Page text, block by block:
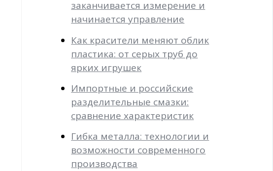
заканчивается измерение и
начинается управление
Как красители меняют облик
пластика: от серых труб до
ярких игрушек
Импортные и российские
разделительные смазки:
сравнение характеристик
Гибка металла: технологии и
возможности современного
производства